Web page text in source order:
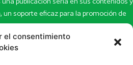
el consentimiento
soporte eficaz para la promoción de